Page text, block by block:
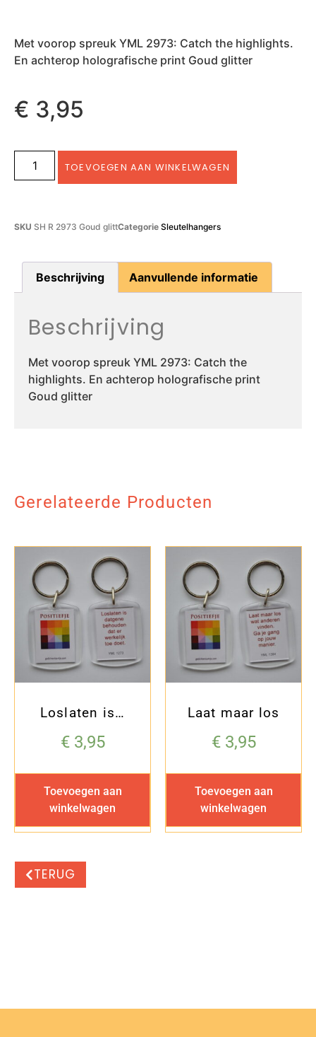
Met voorop spreuk YML 2973: Catch the highlights.
En achterop holografische print Goud glitter
€ 3,95
TOEVOEGEN AAN WINKELWAGEN
SKU SH R 2973 Goud glittCategorie Sleutelhangers
Beschrijving Aanvullende informatie
Beschrijving
Met voorop spreuk YML 2973: Catch the
highlights. En achterop holografische print
Goud glitter
Gerelateerde Producten
Loslaten is…
€3,95
Toevoegen aan
winkelwagen
Laat maar los
€3,95
Toevoegen aan
winkelwagen
TERUG